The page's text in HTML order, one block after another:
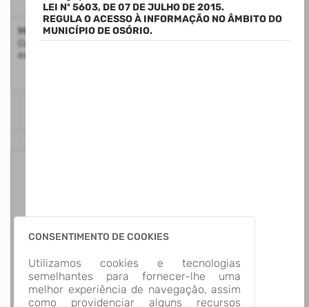
LEI Nº 5603, DE 07 DE JULHO DE 2015.
REGULA O ACESSO À INFORMAÇÃO NO ÂMBITO DO
MUNICÍPIO DE OSÓRIO.
CONSENTIMENTO DE COOKIES
Utilizamos cookies e tecnologias
semelhantes para fornecer-lhe uma
melhor experiência de navegação, assim
como providenciar alguns recursos
Mapa do Site
Consulte a estrutura do Portal da Transparência com a
exibição de todos os itens disponíveis
13 Grupos de
Informação